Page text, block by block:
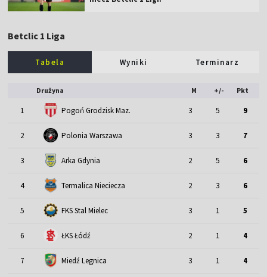
Betclic 1 Liga
Tabela Wyniki Terminarz
Drużyna M +/- Pkt
1 Pogoń Grodzisk Maz. 3 5 9
2 Polonia Warszawa 3 3 7
3 Arka Gdynia 2 5 6
4 Termalica Nieciecza 2 3 6
5 FKS Stal Mielec 3 1 5
6 ŁKS Łódź 2 1 4
7 Miedź Legnica 3 1 4